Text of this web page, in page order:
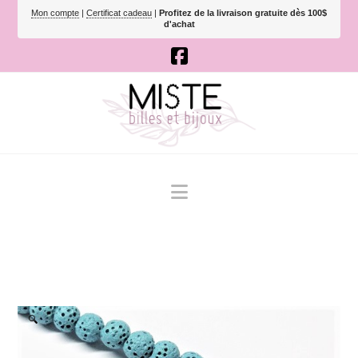
Mon compte | Certificat cadeau | Profitez de la livraison gratuite dès 100$
d'achat
Navigation
🔍